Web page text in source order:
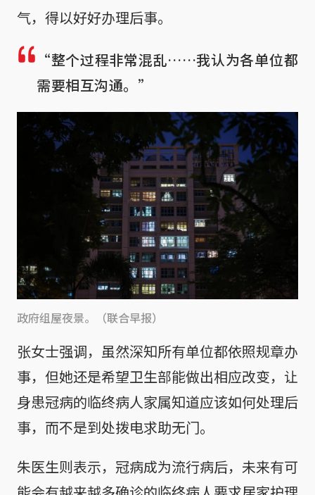
气，得以好好办理后事。
“整个过程非常混乱……我认为各单位都
需要相互沟通。”
政府组屋夜景。（联合早报）
张女士强调，虽然深知所有单位都依照规章办
事，但她还是希望卫生部能做出相应改变，让
身患冠病的临终病人家属知道应该如何处理后
事，而不是到处拨电求助无门。
朱医生则表示，冠病成为流行病后，未来有可